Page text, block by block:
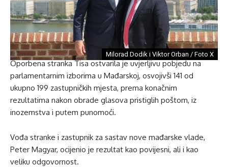
Milorad Dodik i Viktor Orban / Foto X
Oporbena stranka Tisa ostvarila je uvjerljivu pobjedu na
parlamentarnim izborima u Mađarskoj, osvojivši 141 od
ukupno 199 zastupničkih mjesta, prema konačnim
rezultatima nakon obrade glasova pristiglih poštom, iz
inozemstva i putem punomoći.
Vođa stranke i zastupnik za sastav nove mađarske vlade,
Peter Magyar, ocijenio je rezultat kao povijesni, ali i kao
veliku odgovornost.